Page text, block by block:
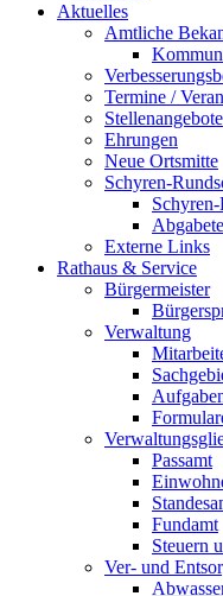
Aktuelles
Amtliche
Termine /
Stellenangebote
Ehrungen
Neue Ortsmitte
Schyren-
Externe Links
Rathaus & Service
Bürgermeister
Verwaltung
Passamt
Fundamt
Steuern
Ver- und